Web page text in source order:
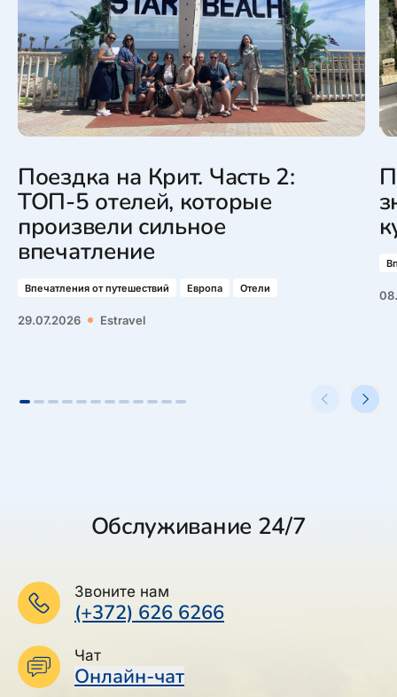
Поездка на Крит. Часть 2:
ТОП-5 отелей, которые
произвели сильное
впечатление
Впечатления от путешествий Европа Отели
29.07.2026 Estravel
Обслуживание 24/7
Звоните нам
(+372) 626 6266
Чат
Онлайн-чат